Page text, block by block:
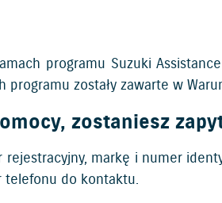
programu Suzuki
zostały zawarte w
zostaniesz
markę i numer
telefonu do kontaktu.